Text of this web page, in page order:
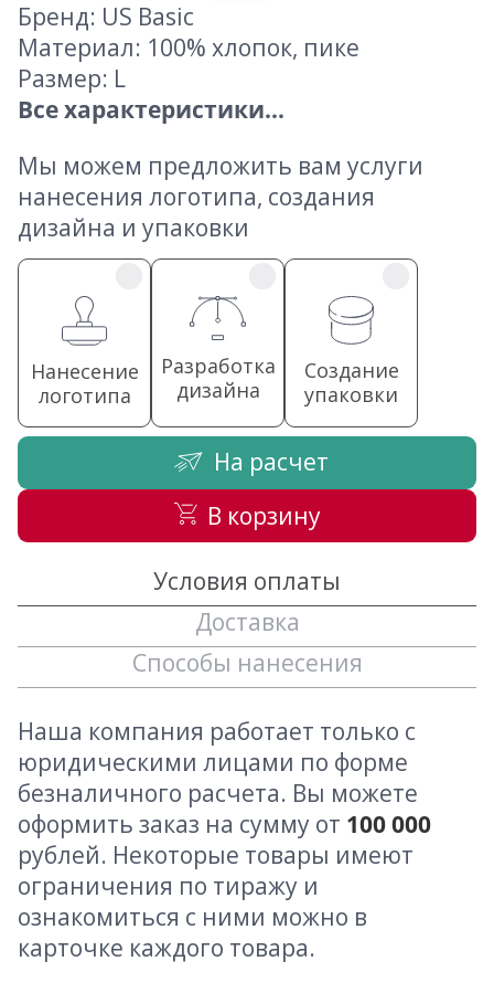
Бренд: US Basic
Материал: 100% хлопок, пике
Размер: L
Все характеристики...
Мы можем предложить вам услуги
нанесения логотипа, создания
дизайна и упаковки
Нанесение
логотипа
Разработка
дизайна
Создание
упаковки
На расчет
В корзину
Условия оплаты
Доставка
Способы нанесения
Наша компания работает только с
юридическими лицами по форме
безналичного расчета. Вы можете
оформить заказ на сумму от 100 000
рублей. Некоторые товары имеют
ограничения по тиражу и
ознакомиться с ними можно в
карточке каждого товара.